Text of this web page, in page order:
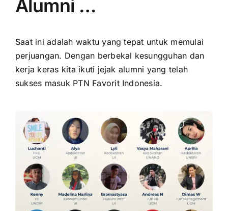
Alumni …
Saat ini adalah waktu yang tepat untuk memulai
perjuangan. Dengan berbekal kesungguhan dan
kerja keras kita ikuti jejak alumni yang telah
sukses masuk PTN Favorit Indonesia.